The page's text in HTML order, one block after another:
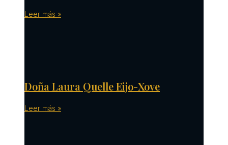
Leer más »
Doña Laura Quelle Eijo-Xove
Leer más »